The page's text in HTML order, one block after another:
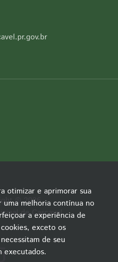
© 2026
de Cascavel
otimizar e aprimorar sua
uma melhoria contínua no
a experiência de
exceto os
de seu
executados.